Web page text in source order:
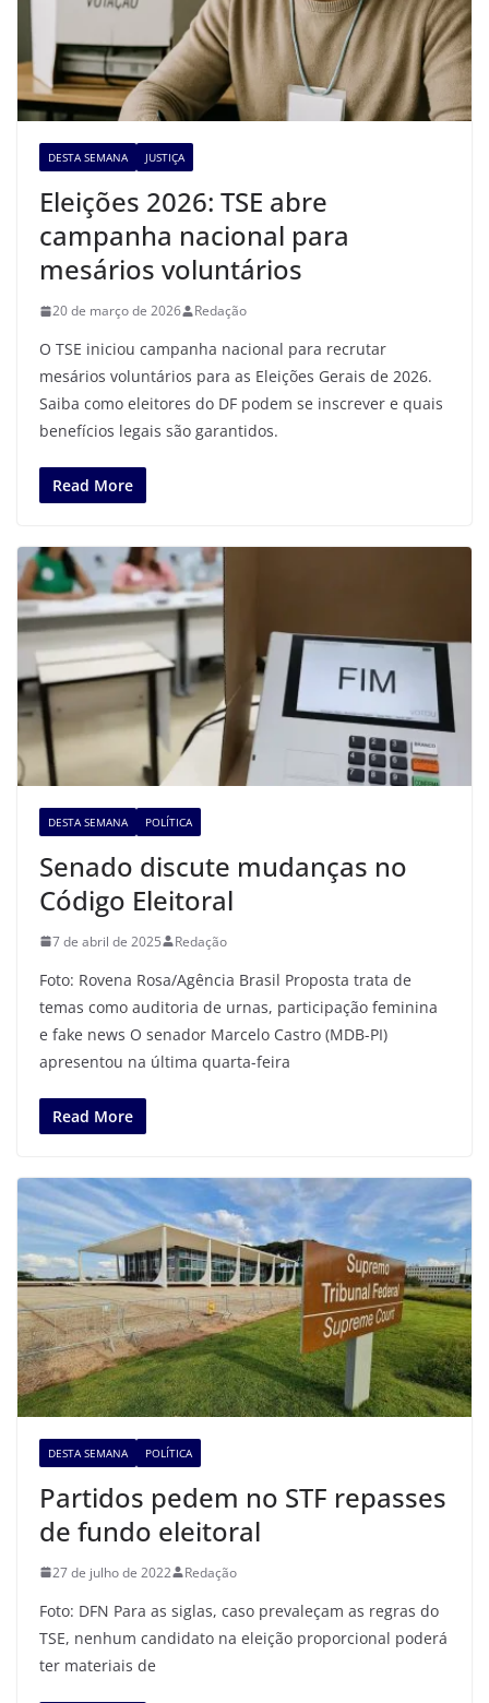
DESTA SEMANA JUSTIÇA
Eleições 2026: TSE abre
campanha nacional para
mesários voluntários
20 de março de 2026 Redação
O TSE iniciou campanha nacional para recrutar
mesários voluntários para as Eleições Gerais de 2026.
Saiba como eleitores do DF podem se inscrever e quais
benefícios legais são garantidos.
Read More
DESTA SEMANA POLÍTICA
Senado discute mudanças no
Código Eleitoral
7 de abril de 2025 Redação
Foto: Rovena Rosa/Agência Brasil Proposta trata de
temas como auditoria de urnas, participação feminina
e fake news O senador Marcelo Castro (MDB-PI)
apresentou na última quarta-feira
Read More
DESTA SEMANA POLÍTICA
Partidos pedem no STF repasses
de fundo eleitoral
27 de julho de 2022 Redação
Foto: DFN Para as siglas, caso prevaleçam as regras do
TSE, nenhum candidato na eleição proporcional poderá
ter materiais de